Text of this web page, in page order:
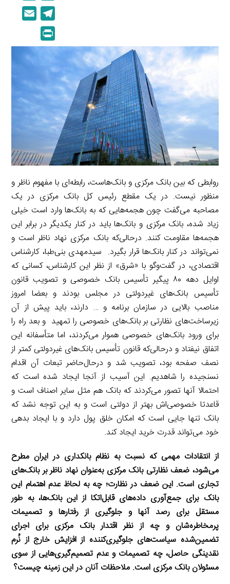
o
p
y
L
k
i
n
e
n
e
l
r
a
m
r
t
روابطی که بین بانک‌ مرکزی و بانک‌هاست، رابطه‌ای با مفهوم ناظر و
منظور نیست. در یک مقطع رئیس کل بانک مرکزی در یک
مصاحبه می‌گفت چون هجمه‌‌هایی که به بانک‌ها وارد است خیلی
زیاد شده، بانک مرکزی و بانک‌ها باید در کنار یکدیگر در برابر این
هجمه‌ها مقاومت کنند. درحالی‌که بانک مرکزی نهاد ناظر است و
نمی‌تواند در کنار بانک‌ها قرار بگیرد. سیدمهدی بنی‌طبا، کارشناس
اقتصادی، در گفت‌وگو با «شرق» از نظر این کارشناس، کسانی که
اوایل دهه ۸۰ پیگیر تأسیس بانک خصوصی و تصویب قانون
تأسیس بانک‌های غیردولتی در مجلس بودند و بعضا امروز
مناصب بالایی در سازمان برنامه و … دارند، باید پیش از آن
زیرساخت‌های نظارتی بر بانک‌های خصوصی را تمهید و بعد راه را
برای ورود بانک‌های خصوصی هموار می‌کردند، اما متأسفانه این
اتفاق نیفتاد و درحالی‌که قانون تأسیس بانک‌های غیردولتی کمتر از
نصف صفحه بود، تصویب شد و درحال‌حاضر تبعات آن اقدام
نسنجیده را شاهدیم. این آسیب از آنجا ایجاد شده است که
احتمالا آنها تصور می‌کردند که بانک هم مثل سایر اصناف است و
قاعدتا خصوصی‌اش بهتر از دولتی است و به این توجه نشد که
بانک تنها جایی است که امکان خلق پول دارد و با ایجاد بدهی
خود می‌تواند قدرت خرید ایجاد کند.
‌‌از انتقادات مهمی که نسبت به نظام بانکداری در ایران مطرح
می‌شود، ضعف نظارتی بانک مرکزی به‌عنوان نهاد ناظر بر بانک‌های
تجاری است. این ضعف در نظارت؛ چه به لحاظ عدم اهتمام این
بانک برای جمع‌آوری داده‌های قابل‌اتکا از این بانک‌ها، به طور
مستقل برای رصد آنها و جلوگیری از رفتارها و تصمیمات
پرمخاطره‌شان و چه از نظر اقتدار بانک مرکزی برای اجرای
تضمین‌شده سیاست‌های جلوگیری‌کننده از افزایش خارج از نُرم
نقدینگی حاصل، چه تصمیمات و عدم تصمیم‌گیری‌هایی از سوی
مسئولان بانک مرکزی است. ملاحظات آنان در این زمینه چیست؟